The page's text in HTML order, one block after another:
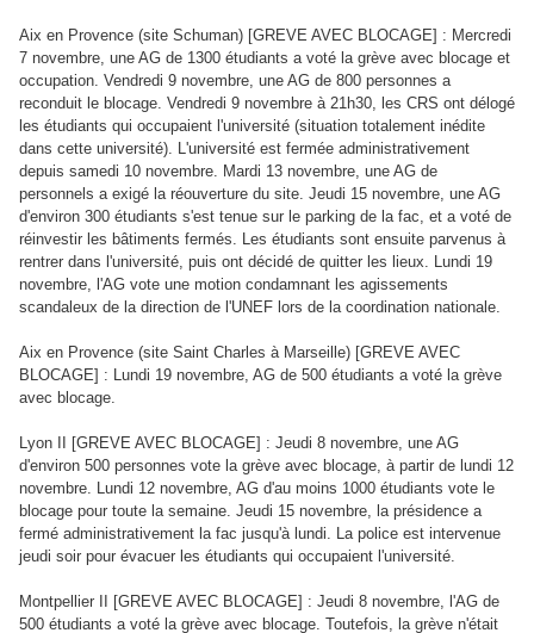
Aix en Provence (site Schuman) [GREVE AVEC BLOCAGE] : Mercredi
7 novembre, une AG de 1300 étudiants a voté la grève avec blocage et
occupation. Vendredi 9 novembre, une AG de 800 personnes a
reconduit le blocage. Vendredi 9 novembre à 21h30, les CRS ont délogé
les étudiants qui occupaient l'université (situation totalement inédite
dans cette université). L'université est fermée administrativement
depuis samedi 10 novembre. Mardi 13 novembre, une AG de
personnels a exigé la réouverture du site. Jeudi 15 novembre, une AG
d'environ 300 étudiants s'est tenue sur le parking de la fac, et a voté de
réinvestir les bâtiments fermés. Les étudiants sont ensuite parvenus à
rentrer dans l'université, puis ont décidé de quitter les lieux. Lundi 19
novembre, l'AG vote une motion condamnant les agissements
scandaleux de la direction de l'UNEF lors de la coordination nationale.
Aix en Provence (site Saint Charles à Marseille) [GREVE AVEC
BLOCAGE] : Lundi 19 novembre, AG de 500 étudiants a voté la grève
avec blocage.
Lyon II [GREVE AVEC BLOCAGE] : Jeudi 8 novembre, une AG
d'environ 500 personnes vote la grève avec blocage, à partir de lundi 12
novembre. Lundi 12 novembre, AG d'au moins 1000 étudiants vote le
blocage pour toute la semaine. Jeudi 15 novembre, la présidence a
fermé administrativement la fac jusqu'à lundi. La police est intervenue
jeudi soir pour évacuer les étudiants qui occupaient l'université.
Montpellier II [GREVE AVEC BLOCAGE] : Jeudi 8 novembre, l'AG de
500 étudiants a voté la grève avec blocage. Toutefois, la grève n'était